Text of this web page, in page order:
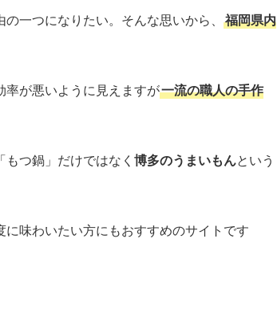
一つになりたい。そんな思いから、
福岡県内
率が悪いように見えますが一流の職人の手作
つ鍋」だけではなく 博多のうまいもんという
に味わいたい方にもおすすめのサイトです